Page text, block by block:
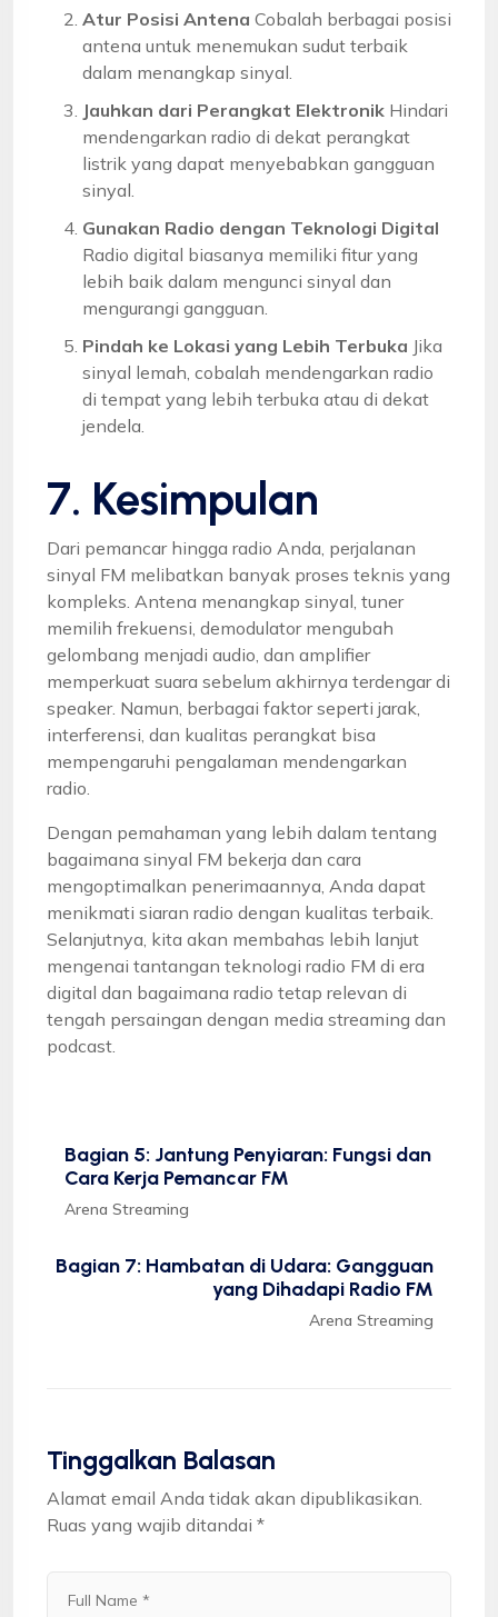
Atur Posisi Antena Cobalah berbagai posisi
antena untuk menemukan sudut terbaik
dalam menangkap sinyal.
Jauhkan dari Perangkat Elektronik Hindari
mendengarkan radio di dekat perangkat
listrik yang dapat menyebabkan gangguan
sinyal.
Gunakan Radio dengan Teknologi Digital
Radio digital biasanya memiliki fitur yang
lebih baik dalam mengunci sinyal dan
mengurangi gangguan.
Pindah ke Lokasi yang Lebih Terbuka Jika
sinyal lemah, cobalah mendengarkan radio
di tempat yang lebih terbuka atau di dekat
jendela.
7. Kesimpulan
Dari pemancar hingga radio Anda, perjalanan
sinyal FM melibatkan banyak proses teknis yang
kompleks. Antena menangkap sinyal, tuner
memilih frekuensi, demodulator mengubah
gelombang menjadi audio, dan amplifier
memperkuat suara sebelum akhirnya terdengar di
speaker. Namun, berbagai faktor seperti jarak,
interferensi, dan kualitas perangkat bisa
mempengaruhi pengalaman mendengarkan
radio.
Dengan pemahaman yang lebih dalam tentang
bagaimana sinyal FM bekerja dan cara
mengoptimalkan penerimaannya, Anda dapat
menikmati siaran radio dengan kualitas terbaik.
Selanjutnya, kita akan membahas lebih lanjut
mengenai tantangan teknologi radio FM di era
digital dan bagaimana radio tetap relevan di
tengah persaingan dengan media streaming dan
podcast.
Bagian 5: Jantung Penyiaran: Fungsi dan
Cara Kerja Pemancar FM
Arena Streaming
Bagian 7: Hambatan di Udara: Gangguan
yang Dihadapi Radio FM
Arena Streaming
Tinggalkan Balasan
Alamat email Anda tidak akan dipublikasikan.
Ruas yang wajib ditandai *